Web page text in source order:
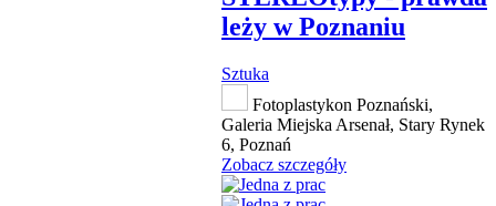
leży w Poznaniu
Sztuka
Fotoplastykon Poznański,
Galeria Miejska Arsenał, Stary Rynek
6, Poznań
Zobacz szczegóły